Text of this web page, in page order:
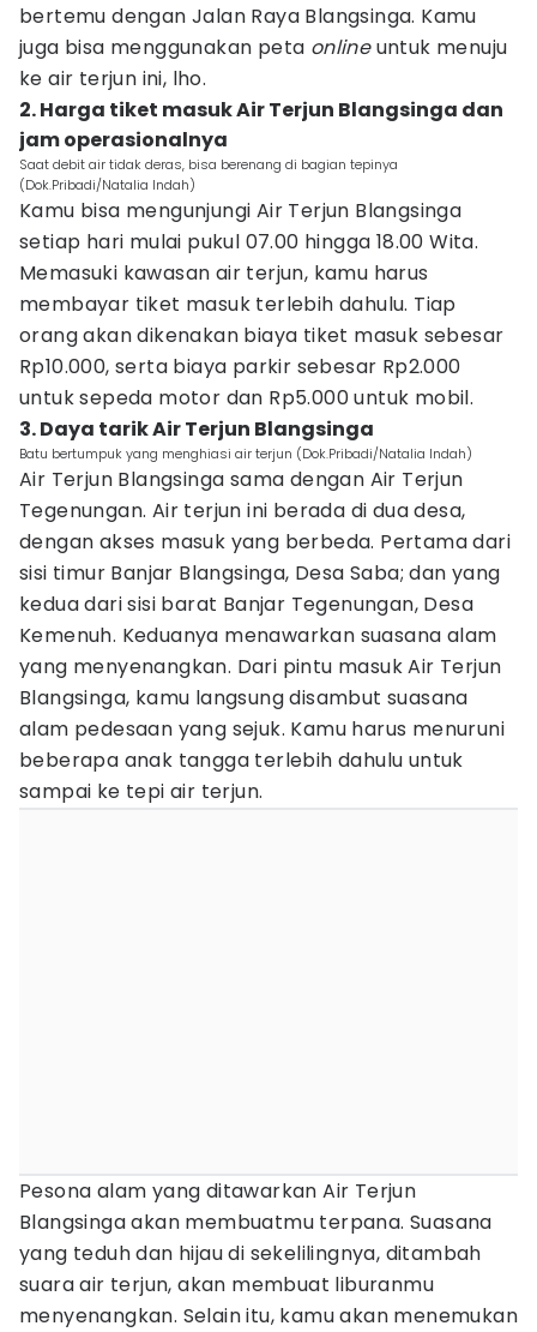
bertemu dengan Jalan Raya Blangsinga. Kamu
juga bisa menggunakan peta onlineuntuk menuju
ke air terjun ini, lho.
2. Harga tiket masuk Air Terjun Blangsinga dan
jam operasionalnya
Saat debit air tidak deras, bisa berenang di bagian tepinya
(Dok.Pribadi/Natalia Indah)
Kamu bisa mengunjungi Air Terjun Blangsinga
setiap hari mulai pukul 07.00 hingga 18.00 Wita.
Memasuki kawasan air terjun, kamu harus
membayar tiket masuk terlebih dahulu. Tiap
orang akan dikenakan biaya tiket masuk sebesar
Rp10.000, serta biaya parkir sebesar Rp2.000
untuk sepeda motor dan Rp5.000 untuk mobil.
3. Daya tarik Air Terjun Blangsinga
Batu bertumpuk yang menghiasi air terjun (Dok.Pribadi/Natalia Indah)
Air Terjun Blangsinga sama dengan Air Terjun
Tegenungan. Air terjun ini berada di dua desa,
dengan akses masuk yang berbeda. Pertama dari
sisi timur Banjar Blangsinga, Desa Saba; dan yang
kedua dari sisi barat Banjar Tegenungan, Desa
Kemenuh. Keduanya menawarkan suasana alam
yang menyenangkan. Dari pintu masuk Air Terjun
Blangsinga, kamu langsung disambut suasana
alam pedesaan yang sejuk. Kamu harus menuruni
beberapa anak tangga terlebih dahulu untuk
sampai ke tepi air terjun.
Pesona alam yang ditawarkan Air Terjun
Blangsinga akan membuatmu terpana. Suasana
yang teduh dan hijau di sekelilingnya, ditambah
suara air terjun, akan membuat liburanmu
menyenangkan. Selain itu, kamu akan menemukan